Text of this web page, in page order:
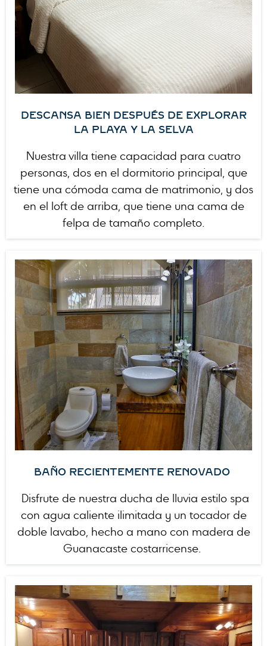
DESCANSA BIEN DESPUÉS DE EXPLORAR
LA PLAYA Y LA SELVA
Nuestra villa tiene capacidad para cuatro
personas, dos en el dormitorio principal, que
tiene una cómoda cama de matrimonio, y dos
en el loft de arriba, que tiene una cama de
felpa de tamaño completo.
BAÑO RECIENTEMENTE RENOVADO
Disfrute de nuestra ducha de lluvia estilo spa
con agua caliente ilimitada y un tocador de
doble lavabo, hecho a mano con madera de
Guanacaste costarricense.